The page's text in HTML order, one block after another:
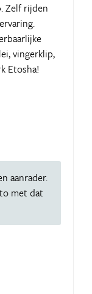
Zelf rijden
vingerklip,
Etosha!
aanrader.
met dat